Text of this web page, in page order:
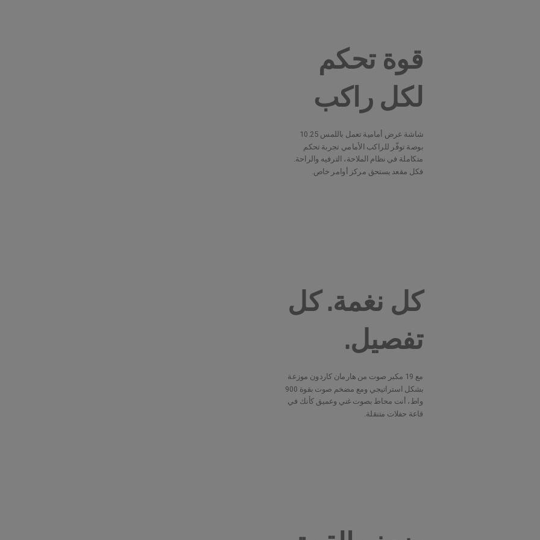
قوة تحكم
لكل راكب
شاشة عرض أمامية تعمل باللمس 10.25
بوصة توفّر للراكب الأمامي تجربة تحكم
متكاملة في نظام الملاحة، الترفيه والراحة.
فكل مقعد يستحق مركز أوامر خاص.
كل نغمة. كل
تفصيل.
مع 19 مكبر صوت من هارمان كاردون موزعة
بشكل استراتيجي ومع مضخم صوت بقوة 900
واط، أنت محاط بصوت غني وعميق كأنك في
قاعة حفلات متنقلة.